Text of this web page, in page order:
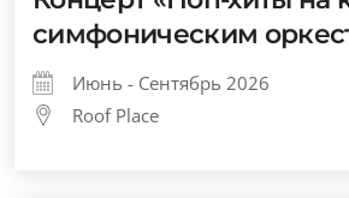
симфоническим
Июнь - Сентябрь 2026
Roof Place